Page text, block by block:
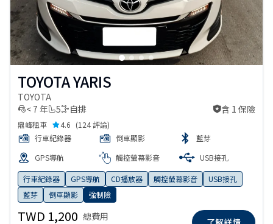
TOYOTA YARIS
TOYOTA
< 7 年
5 自排
含 1 保險 含 1 保險
鼎峰租車 4.6 (124 評論)
行車紀錄器
倒車顯影
藍芽
GPS導航
觸控螢幕影音 USB接孔
行車紀錄器 GPS導航 CD播放器 觸控螢幕影音
USB接孔
藍芽
倒車顯影 強制險
TWD 1,200 總費用